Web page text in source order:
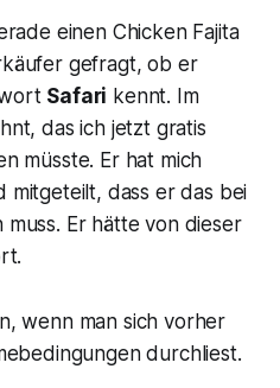
einen Chicken Fajita
gefragt, ob er
Safari kennt. Im
das ich jetzt gratis
müsste. Er hat mich
mitgeteilt, dass er das bei
Er hätte von dieser
wenn man sich vorher
durchliest.